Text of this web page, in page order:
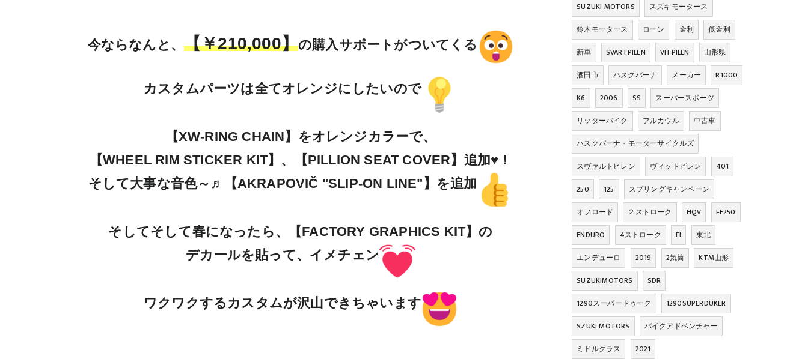
今ならなんと、 【￥210,000】の購入サポートがついてくる
カスタムパーツは全てオレンジにしたいので
【XW-RING CHAIN】をオレンジカラーで、
【WHEEL RIM STICKER KIT】、【PILLION SEAT COVER】追加♥！
そして大事な音色～♬【AKRAPOVIČ "SLIP-ON LINE"】を追加
そしてそして春になったら、【FACTORY GRAPHICS KIT】の
デカールを貼って、イメチェン
ワクワクするカスタムが沢山できちゃいます
SUZUKI MOTORS
スズキモータース
鈴木モータース
ローン 金利
低金利
新車
SVARTPILEN VITPILEN
山形県
酒田市
ハスクバーナ メーカー
R1000
K6
2006 SS
スーパースポーツ
リッターバイク
フルカウル
中古車
ハスクバーナ・モーターサイクルズ
スヴァルトピレン
ヴィットピレン
401
250
125
スプリングキャンペーン
オフロード
２ストローク HQV
FE250
ENDURO
4ストローク FI
東北
エンデューロ
2019 2気筒
KTM山形
SUZUKIMOTORS
SDR
1290スーパードゥーク
1290SUPERDUKER
SZUKI MOTORS
バイクアドベンチャー
ミドルクラス
2021